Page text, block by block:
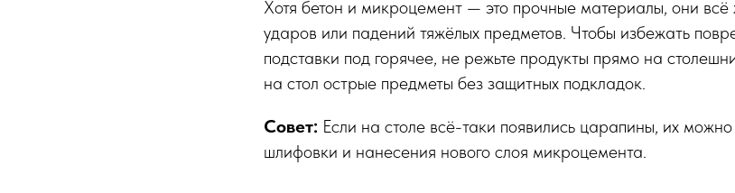
Хотя бетон и микроцемент — это прочные материалы, они всё
ударов или падений тяжёлых предметов. Чтобы избежать
подставки под горячее, не режьте продукты прямо на
на стол острые предметы без защитных подкладок.
Совет: Если на столе всё-таки появились царапины, их
шлифовки и нанесения нового слоя микроцемента.